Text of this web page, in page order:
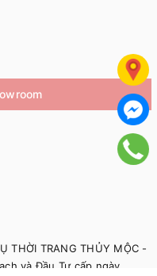
THỜI TRANG THỦY MỘC -
và Đầu Tư cấp ngày